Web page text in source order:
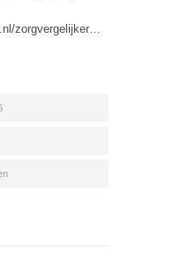
zorgvergelijker…